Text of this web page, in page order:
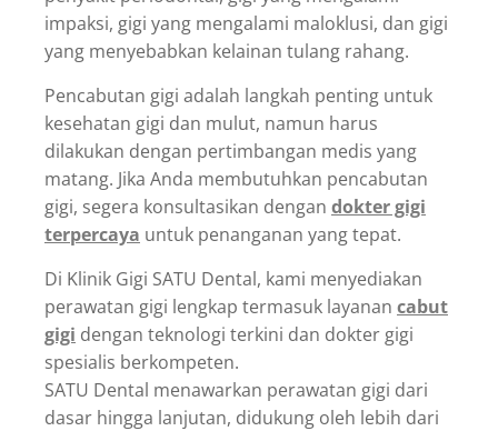
impaksi, gigi yang mengalami maloklusi, dan gigi
yang menyebabkan kelainan tulang rahang.
Pencabutan gigi adalah langkah penting untuk
kesehatan gigi dan mulut, namun harus
dilakukan dengan pertimbangan medis yang
matang. Jika Anda membutuhkan pencabutan
gigi, segera konsultasikan dengan dokter gigi
terpercaya untuk penanganan yang tepat.
Di Klinik Gigi SATU Dental, kami menyediakan
perawatan gigi lengkap termasuk layanan cabut
gigi dengan teknologi terkini dan dokter gigi
spesialis berkompeten.
SATU Dental menawarkan perawatan gigi dari
dasar hingga lanjutan, didukung oleh lebih dari